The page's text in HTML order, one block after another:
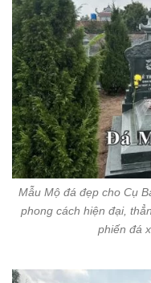
Mẫu Mộ đá đẹp cho Cụ
phong cách hiện đại,
phiến đá